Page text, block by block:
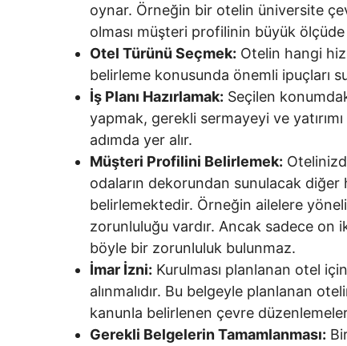
oynar. Örneğin bir otelin üniversite
olması müşteri profilinin büyük
Otel Türünü Seçmek: Otelin hangi
belirleme konusunda önemli ipuçları
İş Planı Hazırlamak: Seçilen
yapmak, gerekli sermayeyi ve
adımda yer alır.
Müşteri Profilini Belirlemek:
odaların dekorundan sunulacak
belirlemektedir. Örneğin ailelere
zorunluluğu vardır. Ancak sadece
böyle bir zorunluluk bulunmaz.
İmar İzni: Kurulması planlanan otel
alınmalıdır. Bu belgeyle planlanan
kanunla belirlenen çevre
Gerekli Belgelerin Tamamlanması: